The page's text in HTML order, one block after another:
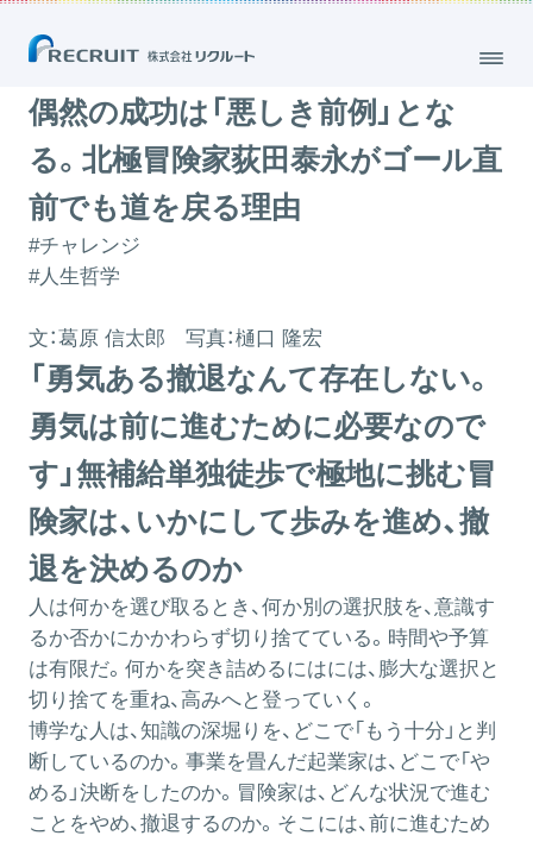
も道を戻る理由
偶然の成功は「悪しき前例」とな
る。北極冒険家荻田泰永がゴール直
前でも道を戻る理由
#チャレンジ
#人生哲学
文：葛原 信太郎 写真：樋口 隆宏
「勇気ある撤退なんて存在しない。
勇気は前に進むために必要なので
す」無補給単独徒歩で極地に挑む冒
険家は、いかにして歩みを進め、撤
退を決めるのか
人は何かを選び取るとき、何か別の選択肢を、意識す
るか否かにかかわらず切り捨てている。時間や予算
は有限だ。何かを突き詰めるにはには、膨大な選択と
切り捨てを重ね、高みへと登っていく。
博学な人は、知識の深堀りを、どこで「もう十分」と判
断しているのか。事業を畳んだ起業家は、どこで「や
める」決断をしたのか。冒険家は、どんな状況で進む
ことをやめ、撤退するのか。そこには、前に進むため